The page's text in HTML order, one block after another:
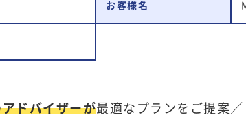
お客様名
ドバイザーが最適なプランをご提案／